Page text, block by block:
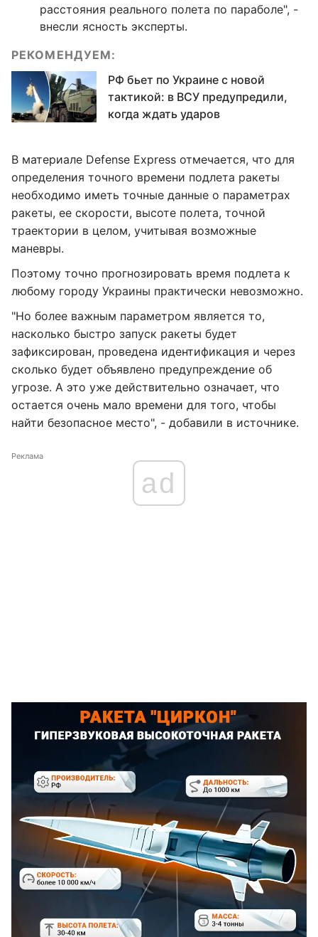
расстояния реального полета по параболе", -
внесли ясность эксперты.
РЕКОМЕНДУЕМ:
РФ бьет по Украине с новой
тактикой: в ВСУ предупредили,
когда ждать ударов
В материале Defense Express отмечается, что для
определения точного времени подлета ракеты
необходимо иметь точные данные о параметрах
ракеты, ее скорости, высоте полета, точной
траектории в целом, учитывая возможные
маневры.
Поэтому точно прогнозировать время подлета к
любому городу Украины практически невозможно.
"Но более важным параметром является то,
насколько быстро запуск ракеты будет
зафиксирован, проведена идентификация и через
сколько будет объявлено предупреждение об
угрозе. А это уже действительно означает, что
остается очень мало времени для того, чтобы
найти безопасное место", - добавили в источнике.
Реклама
ad